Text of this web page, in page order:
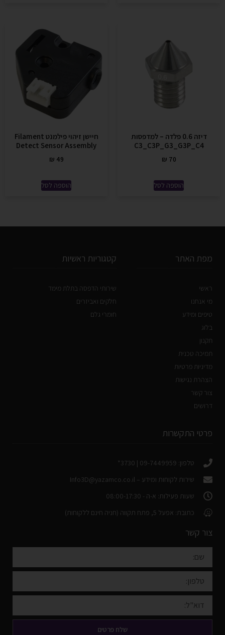
דיזה 0.6 פלדה – למדפסות
C3_C3P_G3_G3P_C4
₪ 70
הוספה לסל
חיישן זיהוי פילמנט Filament
Detect Sensor Assembly
₪ 49
הוספה לסל
מפת האתר
ראשי
מי אנחנו
טיפים ומידע
בלוג
תקנון
תמיכה טכנית
מדיניות פרטיות
הצהרת נגישות
צור קשר
דרושים
קטגוריות ראשיות
שירותי הדפסה בתלת מימד
חלקים ואביזרים
חומרי גלם
פרטי התקשרות
טלפון: 09-7449959 | 3730*
שירות לקוחות ומידע – Info3D@yazamco.co.il
שעות פעילות: א-ה - 08:00-17:30
כתובת: אפעל 5, פתח תקווה (חניה חינם ללקוחות)
צור קשר
שלח פרטים